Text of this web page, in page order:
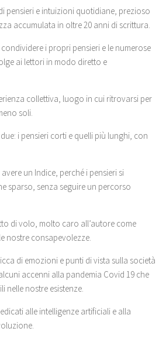
pensieri e intuizioni quotidiane, prezioso
accumulata in oltre 20 anni di scrittura.
i propri pensieri e le numerose
ai lettori in modo diretto e
collettiva, luogo in cui ritrovarsi per
soli.
i pensieri corti e quelli più lunghi, con
un Indice, perché i pensieri si
sparso, senza seguire un percorso
di volo, molto caro all’autore come
nostre consapevolezze.
di emozioni e punti di vista sulla società
accenni alla pandemia Covid 19 che
nelle nostre esistenze.
alle intelligenze artificiali e alla